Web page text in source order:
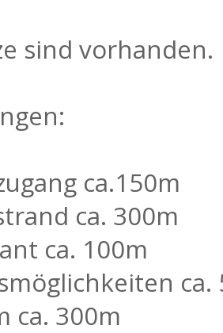
sind vorhanden.
ca.150m
ca. 300m
ca. 100m
ca.
ca. 300m